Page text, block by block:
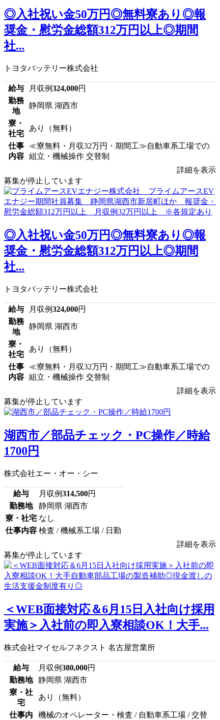
◎入社祝い金50万円◎無料寮あり◎報
奨金・慰労金総額312万円以上◎期間
社...
トヨタバッテリー株式会社
給与 月収例324,000円
勤務
地
静岡県 湖西市
寮・
社宅
あり（無料）
仕事
内容
≪寮無料・月収32万円・期間工≫自動車系工場での
組立・機械操作 交替制
詳細を表示
募集が停止しています
◎入社祝い金50万円◎無料寮あり◎報
奨金・慰労金総額312万円以上◎期間
社...
トヨタバッテリー株式会社
給与 月収例324,000円
勤務
地
静岡県 湖西市
寮・
社宅
あり（無料）
仕事
内容
≪寮無料・月収32万円・期間工≫自動車系工場での
組立・機械操作 交替制
詳細を表示
募集が停止しています
湖西市／部品チェック・PC操作／時給
1700円
株式会社エー・オー・シー
給与 月収例314,500円
勤務地
静岡県 湖西市
寮・社宅 なし
仕事内容 検査 / 機械系工場 / 日勤
詳細を表示
募集が停止しています
＜WEB面接対応＆6月15日入社向け採用
実施＞入社前の即入寮相談OK！大手...
株式会社マイセルフネクスト 名古屋営業所
給与 月収例380,000円
勤務地
静岡県 湖西市
寮・社
宅
あり（無料）
仕事内
機械のオペレーター・検査 / 自動車系工場 / 交替